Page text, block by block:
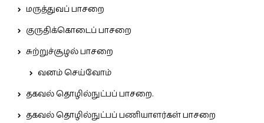
மருத்துவப் பாசறை
குருதிக்கொடைப் பாசறை
சுற்றுச்சூழல் பாசறை
வனம் செய்வோம்
தகவல் தொழில்நுட்பப் பாசறை.
தகவல் தொழில்நுட்பப் பணியாளர்கள் பாசறை